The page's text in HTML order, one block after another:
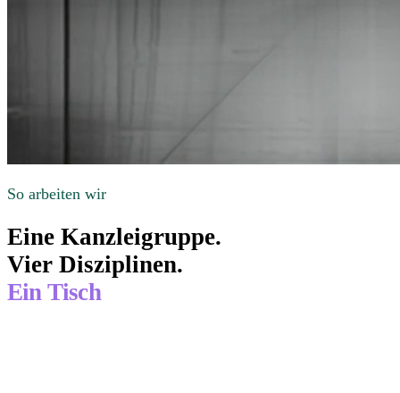
So arbeiten wir
Eine Kanzleigruppe.
Vier Disziplinen.
Ein Tisch